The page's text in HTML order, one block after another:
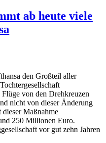
ab heute viele
den Großteil aller
von den Drehkreuzen
nicht von dieser Änderung
Maßnahme
250 Millionen Euro.
vor gut zehn Jahren